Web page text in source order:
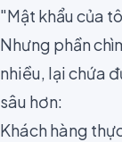
"Mật khẩu của
Nhưng phần
nhiều, lại chứa
sâu hơn:
Khách hàng